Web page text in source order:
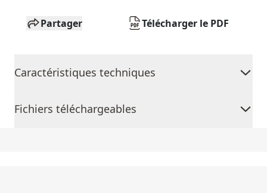
Partager Télécharger le PDF
Caractéristiques techniques
Fichiers téléchargeables